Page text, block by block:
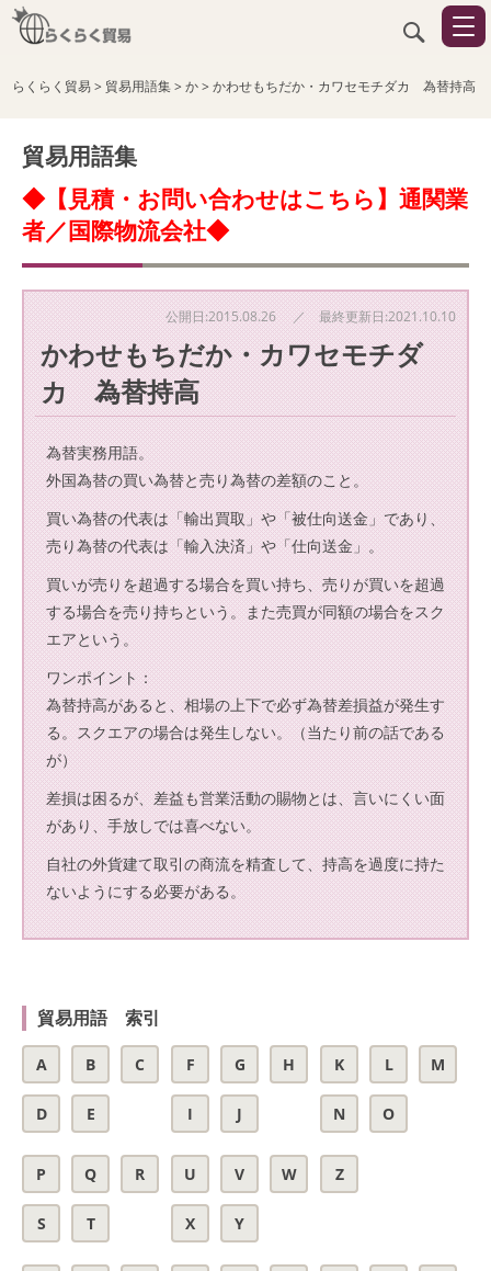
らくらく貿易> 貿易用語集>か>かわせもちだか・カワセモチダカ 為替持高
貿易用語集
◆【見積・お問い合わせはこちら】通関業
者／国際物流会社◆
公開日:2015.08.26 ／ 最終更新日:2021.10.10
かわせもちだか・カワセモチダ
カ 為替持高
為替実務用語。
外国為替の買い為替と売り為替の差額のこと。
買い為替の代表は「輸出買取」や「被仕向送金」であり、
売り為替の代表は「輸入決済」や「仕向送金」。
買いが売りを超過する場合を買い持ち、売りが買いを超過
する場合を売り持ちという。また売買が同額の場合をスク
エアという。
ワンポイント：
為替持高があると、相場の上下で必ず為替差損益が発生す
る。スクエアの場合は発生しない。（当たり前の話である
が）
差損は困るが、差益も営業活動の賜物とは、言いにくい面
があり、手放しでは喜べない。
自社の外貨建て取引の商流を精査して、持高を過度に持た
ないようにする必要がある。
貿易用語 索引
A B C
D E
F G H
I J
K L M
N O
P Q R
S T
U V W
X Y
Z